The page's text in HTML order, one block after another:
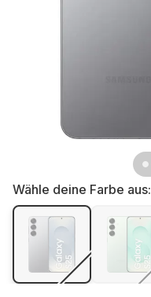
Wähle deine Farbe aus: